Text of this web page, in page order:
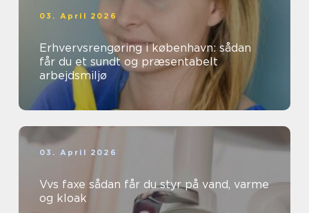
03. April 2026
Erhvervsrengøring i københavn: sådan
får du et sundt og præsentabelt
arbejdsmiljø
03. April 2026
Vvs faxe sådan får du styr på vand, varme
og kloak